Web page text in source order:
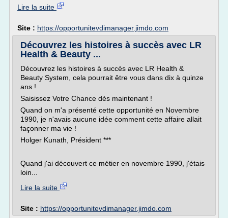
Lire la suite
Site : https://opportunitevdimanager.jimdo.com
Découvrez les histoires à succès avec LR
Health & Beauty ...
Découvrez les histoires à succès avec LR Health &
Beauty System, cela pourrait être vous dans dix à quinze
ans !
Saisissez Votre Chance dès maintenant !
Quand on m'a présenté cette opportunité en Novembre
1990, je n'avais aucune idée comment cette affaire allait
façonner ma vie !
Holger Kunath, Président ***
Quand j'ai découvert ce métier en novembre 1990, j'étais
loin...
Lire la suite
Site : https://opportunitevdimanager.jimdo.com